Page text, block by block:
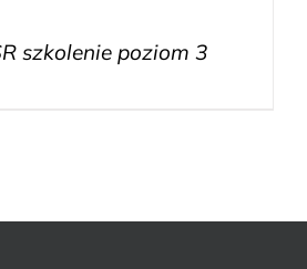
szkolenie poziom 3